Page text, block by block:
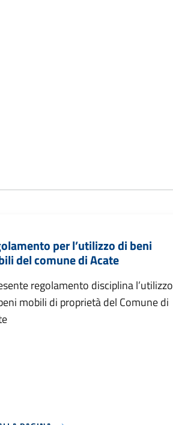
per l’utilizzo di beni
del comune di Acate
regolamento disciplina l’utilizzo
mobili di proprietà del Comune di